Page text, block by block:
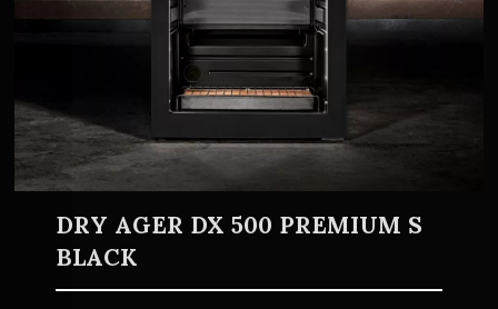
DRY AGER DX 500 PREMIUM S
BLACK